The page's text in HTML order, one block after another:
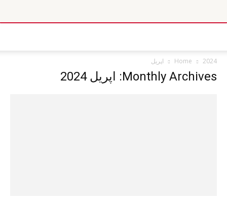
Home 2024 اپريل
Monthly Archives: اپريل 2024